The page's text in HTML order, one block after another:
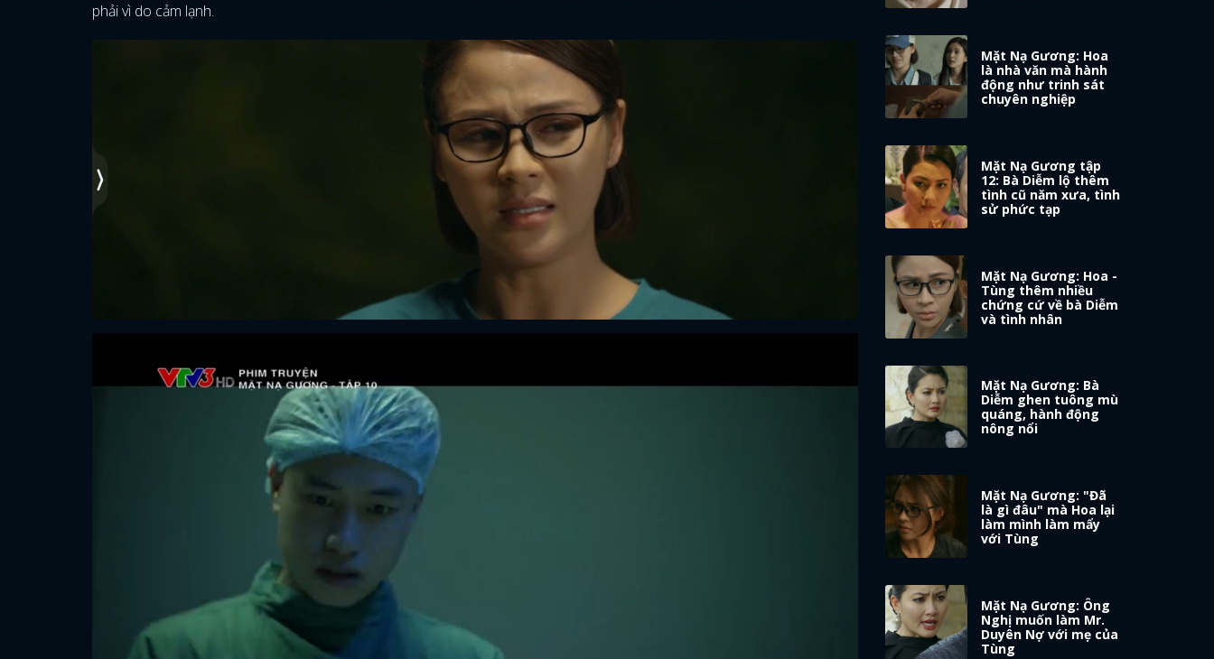
phải vì do cảm lạnh.
Mặt Nạ Gương: Hoa
là nhà văn mà hành
động như trinh sát
chuyên nghiệp
Mặt Nạ Gương tập
12: Bà Diễm lộ thêm
tình cũ năm xưa, tình
sử phức tạp
Mặt Nạ Gương: Hoa -
Tùng thêm nhiều
chứng cứ về bà Diễm
và tình nhân
Mặt Nạ Gương: Bà
Diễm ghen tuông mù
quáng, hành động
nông nổi
Mặt Nạ Gương: "Đã
là gì đâu" mà Hoa lại
làm mình làm mẩy
với Tùng
Mặt Nạ Gương: Ông
Nghị muốn làm Mr.
Duyên Nợ với mẹ của
Tùng